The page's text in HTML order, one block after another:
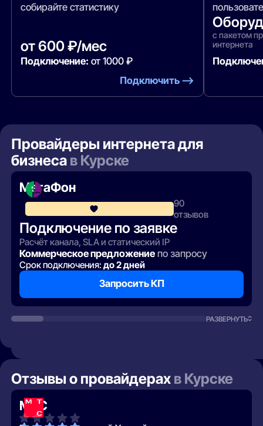
собирайте статистику
от 600 ₽/мес
Подключение: от 1000 ₽
Подключить —>
с пакетом
интернета
Провайдеры интернета для
бизнеса в Курске
МегаФон
4.1
90
отзывов
Подключение по заявке
Расчёт канала, SLA и статический IP
Коммерческое предложение по запросу
Срок подключения:до 2 дней
Запросить КП
РАЗВЕРНУТЬ
Отзывы о провайдерах в Курске
МТС